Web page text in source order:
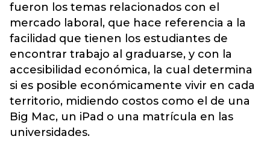
fueron los temas relacionados con el
mercado laboral, que hace referencia a la
facilidad que tienen los estudiantes de
encontrar trabajo al graduarse, y con la
accesibilidad económica, la cual determina
si es posible económicamente vivir en cada
territorio, midiendo costos como el de una
Big Mac, un iPad o una matrícula en las
universidades.